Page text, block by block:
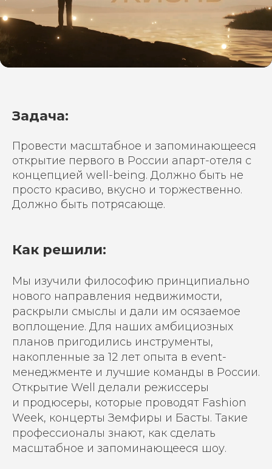
Задача:
Провести масштабное и запоминающееся
открытие первого в России апарт-отеля с
концепцией well-being. Должно быть не
просто красиво, вкусно и торжественно.
Должно быть потрясающе.
Как решили:
Мы изучили философию принципиально
нового направления недвижимости,
раскрыли смыслы и дали им осязаемое
воплощение. Для наших амбициозных
планов пригодились инструменты,
накопленные за 12 лет опыта в event-
менеджменте и лучшие команды в России.
Открытие Well делали режиссеры
и продюсеры, которые проводят Fashion
Week, концерты Земфиры и Басты. Такие
профессионалы знают, как сделать
масштабное и запоминающееся шоу.